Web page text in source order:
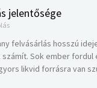
jelentősége
felvásárlás hosszú
Sok ember fordul
likvid forrásra van